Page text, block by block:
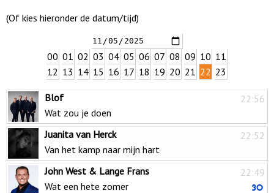
(Of kies hieronder de datum/tijd)
00 01 02 03 04 05 06 07 08 09 10 11
12 13 14 15 16 17 18 19 20 21 22 23
22:56
Blof
Wat zou je doen
22:52
Juanita van Herck
Van het kamp naar mijn hart
22:49
John West & Lange Frans
Wat een hete zomer